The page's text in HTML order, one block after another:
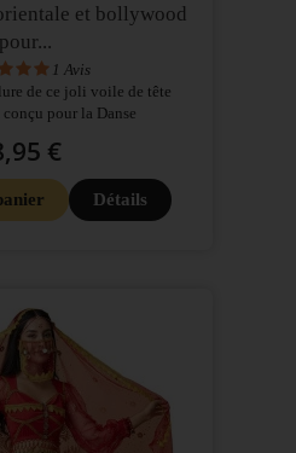
et bollywood
pour...
1 Avis
de ce joli voile de tête
pour la Danse
€
Détails